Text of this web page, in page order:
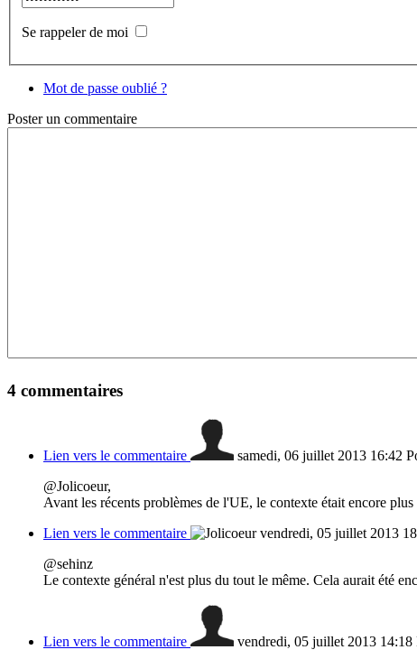
Se rappeler de moi
Mot de passe oublié ?
Posterun commentaire
4 commentaires
Lien vers le commentaire samedi, 06 juillet 2013 16:42
@Jolicoeur,
Avant les récents problèmes de l'UE, le contexte était encore
Lien vers le commentaire
vendredi, 05 juillet 2013
@sehinz
Le contexte général n'est plus du tout le même. Cela aurait été
Lien vers le commentaire vendredi, 05 juillet 2013 14:18